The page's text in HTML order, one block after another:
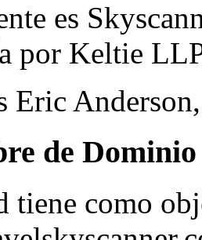
es
por Keltie
Eric
de
tiene como